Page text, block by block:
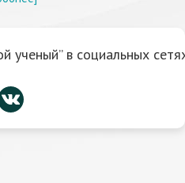
ученый” в социальных